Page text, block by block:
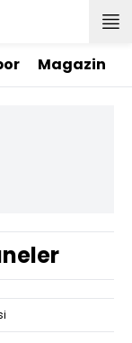
Magazin